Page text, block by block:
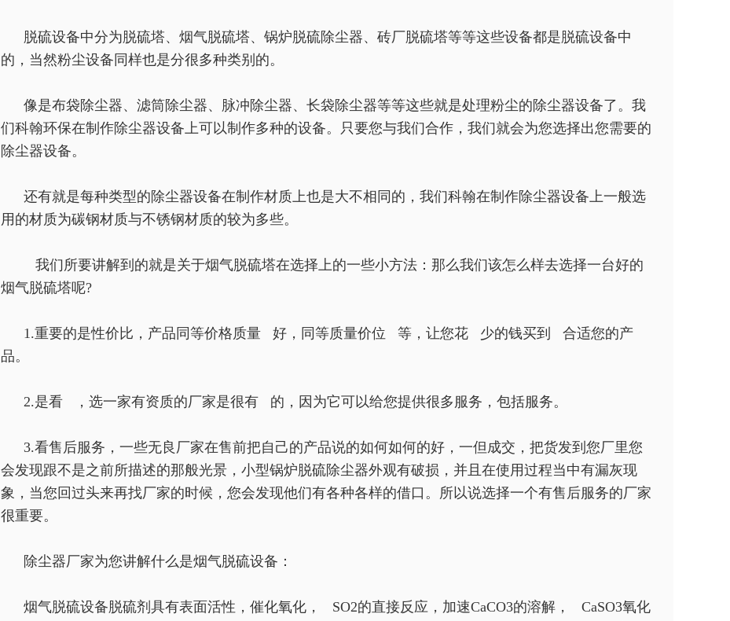
脱硫设备中分为脱硫塔、烟气脱硫塔、锅炉脱硫除尘器、砖厂脱硫塔等等这些设备都是脱硫设备中
的，当然粉尘设备同样也是分很多种类别的。
像是布袋除尘器、滤筒除尘器、脉冲除尘器、长袋除尘器等等这些就是处理粉尘的除尘器设备了。我
们科翰环保在制作除尘器设备上可以制作多种的设备。只要您与我们合作，我们就会为您选择出您需要的
除尘器设备。
还有就是每种类型的除尘器设备在制作材质上也是大不相同的，我们科翰在制作除尘器设备上一般选
用的材质为碳钢材质与不锈钢材质的较为多些。
我们所要讲解到的就是关于烟气脱硫塔在选择上的一些小方法：那么我们该怎么样去选择一台好的
烟气脱硫塔呢?
1.重要的是性价比，产品同等价格质量 好，同等质量价位 等，让您花 少的钱买到 合适您的产
品。
2.是看 ，选一家有资质的厂家是很有 的，因为它可以给您提供很多服务，包括服务。
3.看售后服务，一些无良厂家在售前把自己的产品说的如何如何的好，一但成交，把货发到您厂里您
会发现跟不是之前所描述的那般光景，小型锅炉脱硫除尘器外观有破损，并且在使用过程当中有漏灰现
象，当您回过头来再找厂家的时候，您会发现他们有各种各样的借口。所以说选择一个有售后服务的厂家
很重要。
除尘器厂家为您讲解什么是烟气脱硫设备：
烟气脱硫设备脱硫剂具有表面活性，催化氧化， SO2的直接反应，加速CaCO3的溶解， CaSO3氧化